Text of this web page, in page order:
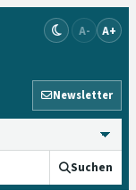
A- A+
Newsletter
Suchen